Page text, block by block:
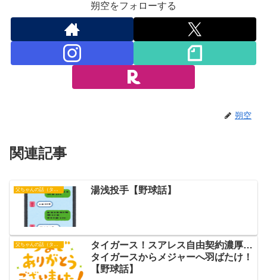
朔空をフォローする
朔空
関連記事
父ちゃんの話（タイガース） 湯浅投手【野球話】
タイガース！スアレス自由契約濃厚…
タイガースからメジャーへ羽ばたけ！
【野球話】